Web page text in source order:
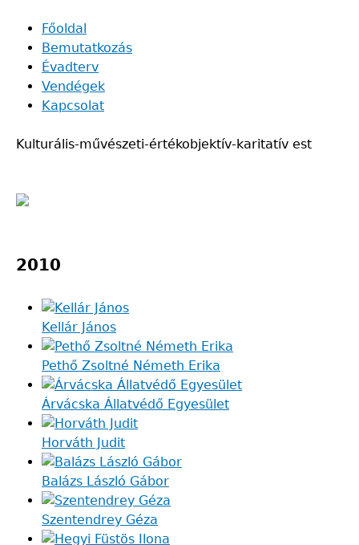
main
content
Main
navigation
Főoldal
Bemutatkozás
Évadterv
Vendégek
Kapcsolat
Kulturális-művészeti-értékobjektív-karitatív est
to
2010
Kellár János
Pethő Zsoltné Németh Erika
Árvácska Állatvédő Egyesület
Horváth Judit
Balázs László Gábor
Szentendrey Géza